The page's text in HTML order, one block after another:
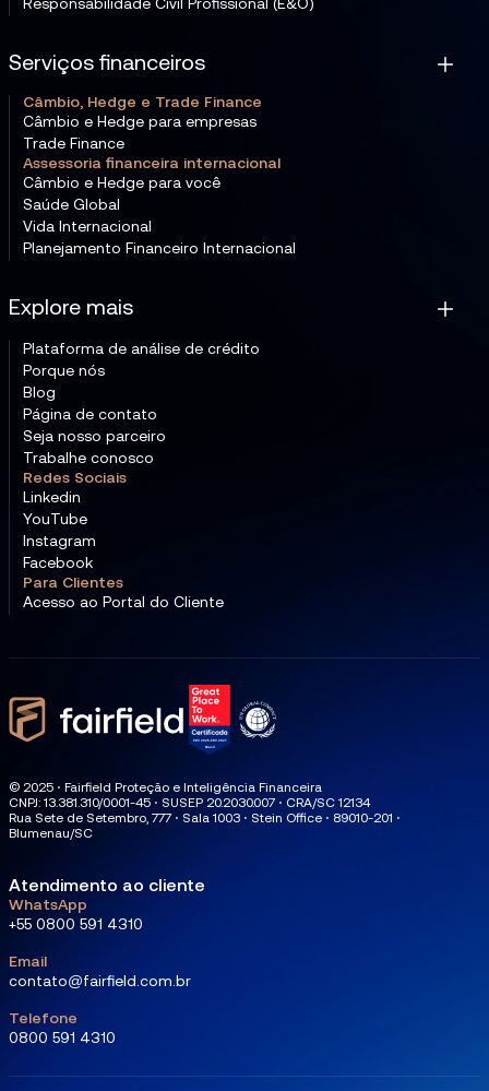
Responsabilidade Civil Profissional (E&O)
Serviços financeiros
Câmbio, Hedge e Trade Finance
Câmbio e Hedge para empresas
Trade Finance
Assessoria financeira internacional
Câmbio e Hedge para você
Saúde Global
Vida Internacional
Planejamento Financeiro Internacional
Explore mais
Plataforma de análise de crédito
Porque nós
Blog
Página de contato
Seja nosso parceiro
Trabalhe conosco
Redes Sociais
Linkedin
YouTube
Instagram
Facebook
Para Clientes
Acesso ao Portal do Cliente
© 2025 ⋅ Fairfield Proteção e Inteligência Financeira
CNPJ: 13.381.310/0001-45 ⋅ SUSEP 20.2030.007 ⋅ CRA/SC 12134
Rua Sete de Setembro, 777 ⋅ Sala 1003 ⋅ Stein Office ⋅ 89010-201 ⋅
Blumenau/SC
Atendimento ao cliente
WhatsApp
+55 0800 591 4310
Email
contato@fairfield.com.br
Telefone
0800 591 4310